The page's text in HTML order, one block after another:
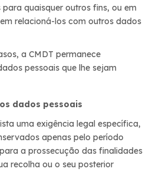
para quaisquer outros fins, ou em
relacioná-los com outros dados
a CMDT permanece
pessoais que lhe sejam
dados pessoais
uma exigência legal específica,
apenas pelo período
a prossecução das finalidades
recolha ou o seu posterior